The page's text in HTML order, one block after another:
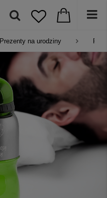
Prezenty na urodziny